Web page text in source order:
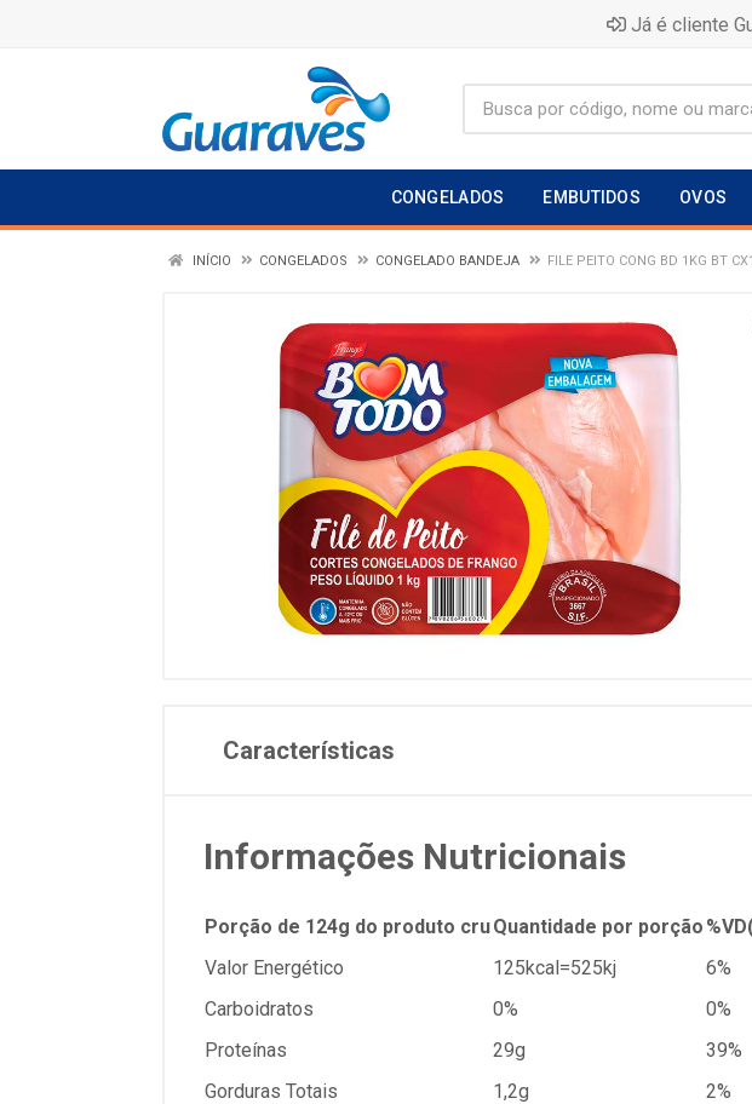
Já é cliente
CONGELADOS EMBUTIDOS OVOS
INÍCIO CONGELADOS CONGELADO BANDEJA FILE PEITO CONG BD 1KG BT
Características
Informações Nutricionais
Porção de 124g do produto cruQuantidade por porção
Valor Energético
125kcal=525kj
6%
Carboidratos
0%
0%
Proteínas
29g
39%
Gorduras Totais
1,2g
2%